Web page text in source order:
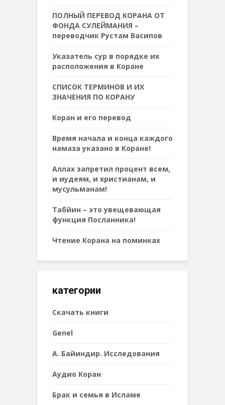
ПОЛНЫЙ ПЕРЕВОД КОРАНА ОТ
ФОНДА СУЛЕЙМАНИЯ –
переводчик Рустам Васипов
Указатель сур в порядке их
расположения в Коране
СПИСОК ТЕРМИНОВ И ИХ
ЗНАЧЕНИЯ ПО КОРАНУ
Коран и его перевод
Время начала и конца каждого
намаза указано в Коране!
Аллах запретил процент всем,
и иудеям, и христианам, и
мусульманам!
Табйин – это увещевающая
функция Посланника!
Чтение Корана на поминках
категории
Cкачать книги
Genel
А. Байиндир. Исследования
Аудио Коран
Брак и семья в Исламе